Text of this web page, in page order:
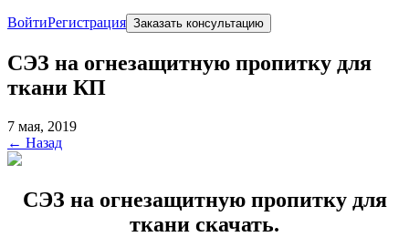
ВойтиРегистрация Заказать консультацию
СЭЗ на огнезащитную пропитку для
ткани КП
7 мая, 2019
← Назад
СЭЗ на огнезащитную пропитку для
ткани скачать.